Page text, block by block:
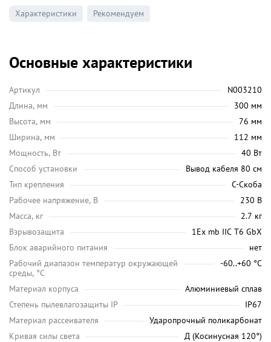
Характеристики Рекомендуем
Основные характеристики
Артикул
N003210
Длина, мм
300 мм
Высота, мм
76 мм
Ширина, мм
112 мм
Мощность, Вт
40 Вт
Способ установки
Вывод кабеля 80 см
Тип крепления
С-Скоба
Рабочее напряжение, В
230 В
Масса, кг
2.7 кг
Взрывозащита
1Ex mb IIC T6 GbX
Блок аварийного питания
нет
Рабочий диапазон температур окружающей
среды, °C
-60..+60 °С
Материал корпуса
Алюминиевый сплав
Степень пылевлагозащиты IP
IP67
Материал рассеивателя
Ударопрочный поликарбонат
Кривая силы света
Д (Косинусная 120°)